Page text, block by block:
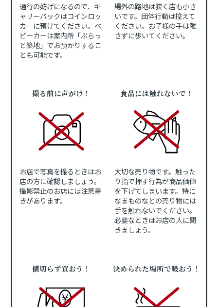
通行の妨げになるので、キ
ャリーバックはコインロッ
カーに預けてください。ベ
ビーカーは案内所「ぷらっ
と築地」でお預かりするこ
とも可能です。
場外の路地は狭く店も小さ
いです。団体行動は控えて
ください。お子様の手は離
さずに歩いてください。
撮る前に声がけ！
お店で写真を撮るときはお
店の方に確認しましょう。
撮影禁止のお店には注意書
きがあります。
食品には触れないで！
大切な売り物です。触った
り指で押す行為が商品価値
を下げてしまいます。特に
なまものなどの売り物には
手を触れないでください。
必要なときはお店の人に聞
きましょう。
値切らず買おう！ 決められた場所で吸おう！